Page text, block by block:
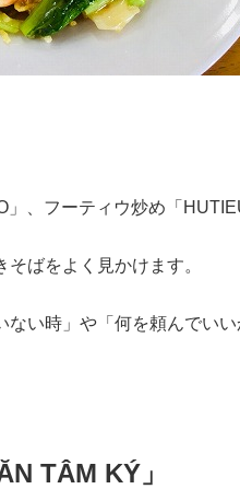
フーティウ炒め「
ばをよく見かけます。
い時」や「何を頼んでい
TÂM KÝ」